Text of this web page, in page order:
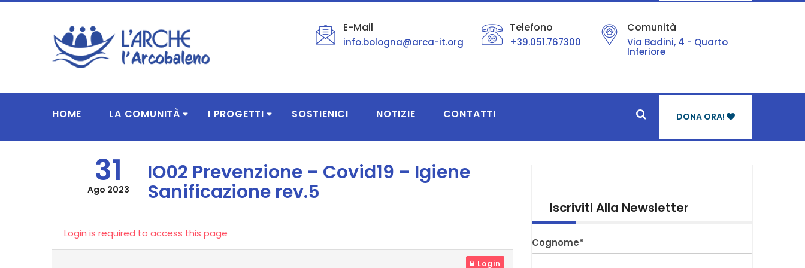
E-Mail
info.bologna@arca-it.org
Telefono
+39.051.767300
Comunità
Via Badini, 4 - Quarto
Inferiore
HOME LA COMUNITÀ I PROGETTI SOSTIENICI NOTIZIE CONTATTI DONA ORA!
31
Ago 2023
IO02 Prevenzione – Covid19 – Igiene
Sanificazione rev.5
Login is required to access this page
Login
Iscriviti Alla Newsletter
Cognome*